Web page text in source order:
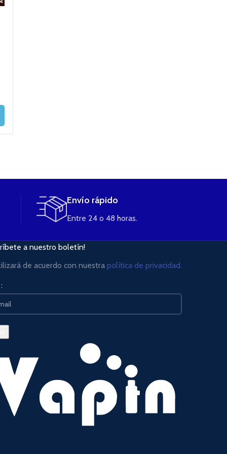
Envío rápido
Entre 24 o 48 horas.
a nuestro boletín!
de acuerdo con nuestra política de privacidad.